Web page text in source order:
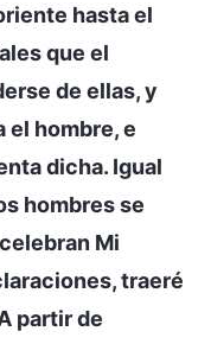
hasta el
que el
de ellas, y
el hombre, e
dicha. Igual
hombres se
Mi
traeré
partir de